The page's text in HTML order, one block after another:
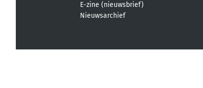
E-zine (nieuwsbrief)
Nieuwsarchief